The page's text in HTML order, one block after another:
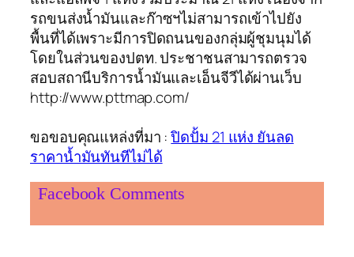
รถขนส่งน้ำมันและก๊าซฯไม่สามารถเข้าไปยัง
พื้นที่ได้เพราะมีการปิดถนนของกลุ่มผู้ชุมนุมได้
โดยในส่วนของปตท. ประชาชนสามารถตรวจ
สอบสถานีบริการน้ำมันและเอ็นจีวีได้ผ่านเว็บ
http://www.pttmap.com/
ขอขอบคุณแหล่งที่มา :ปิดปั้ม 21 แห่ง ยันลด
ราคาน้ำมันทันทีไม่ได้
Facebook Comments